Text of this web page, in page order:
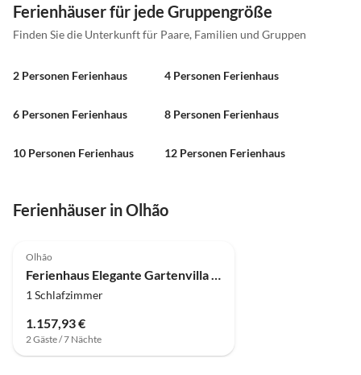
Ferienhäuser für jede Gruppengröße
Finden Sie die Unterkunft für Paare, Familien und Gruppen
2 Personen Ferienhaus 4 Personen Ferienhaus
6 Personen Ferienhaus 8 Personen Ferienhaus
10 Personen Ferienhaus 12 Personen Ferienhaus
Ferienhäuser in Olhão
Olhão
Ferienhaus Elegante Gartenvilla in der Nähe der Ria Formosa
1 Schlafzimmer
1.157,93 €
2 Gäste / 7 Nächte